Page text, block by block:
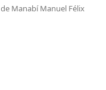
Manabí Manuel Félix